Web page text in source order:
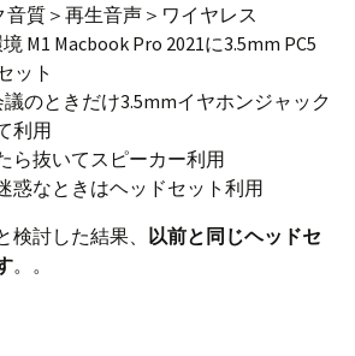
音質＞再生音声＞ワイヤレス
M1 Macbook Pro 2021に3.5mm PC5
ット
のときだけ3.5mmイヤホンジャック
利用
ら抜いてスピーカー利用
惑なときはヘッドセット利用
検討した結果、 以前と同じヘッドセ
。。